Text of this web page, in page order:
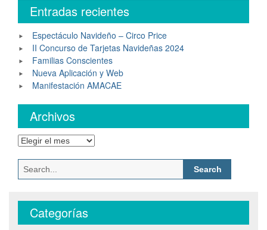
Entradas recientes
Espectáculo Navideño – Circo Price
II Concurso de Tarjetas Navideñas 2024
Familias Conscientes
Nueva Aplicación y Web
Manifestación AMACAE
Archivos
Categorías